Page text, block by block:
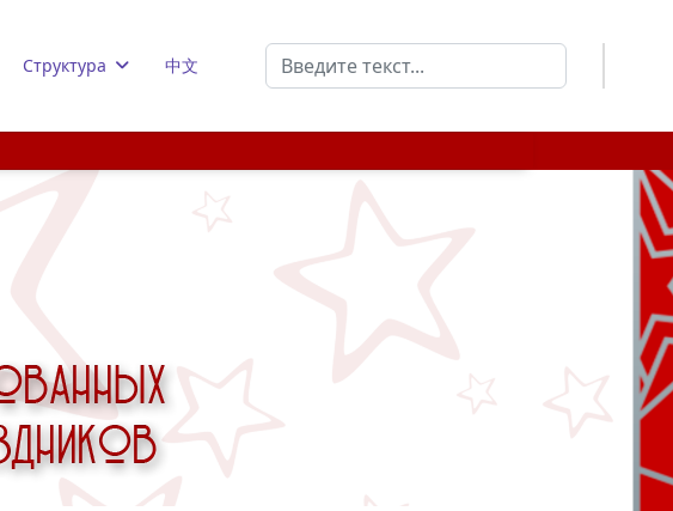
Структура 中文
Поиск